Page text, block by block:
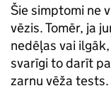
Šie simptomi ne
vēzis. Tomēr, ja
nedēļas vai
svarīgi to darīt
zarnu vēža tests.